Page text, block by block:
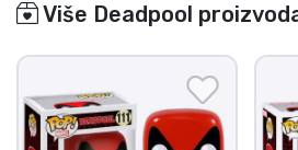
Više Deadpool